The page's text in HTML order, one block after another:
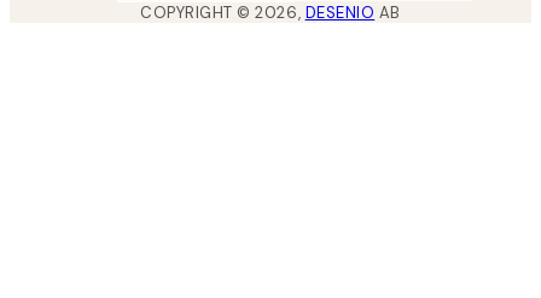
COPYRIGHT ©2026, DESENIO AB